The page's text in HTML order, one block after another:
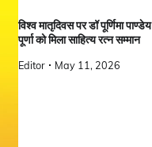
विश्व मातृदिवस पर डॉ पूर्णिमा पाण्डेय
पूर्णा को मिला साहित्य रत्न सम्मान
Editor May 11, 2026